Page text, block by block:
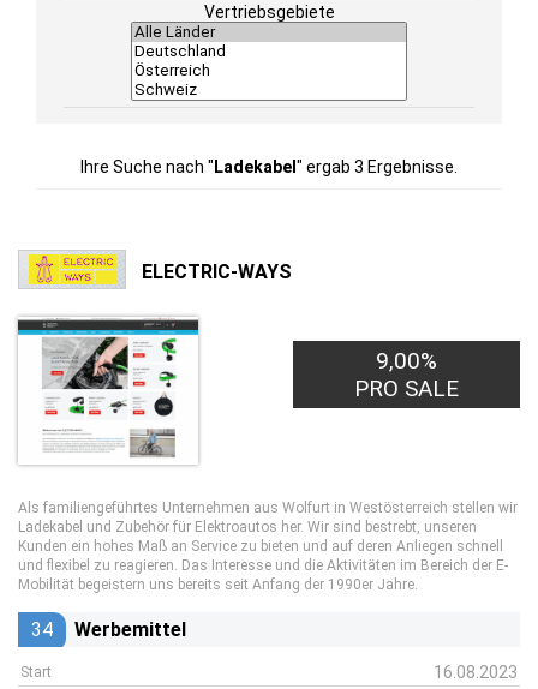
Vertriebsgebiete
Ihre Suche nach " Ladekabel " ergab 3 Ergebnisse.
ELECTRIC-WAYS
9,00%
PRO SALE
Als familiengeführtes Unternehmen aus Wolfurt in Westösterreich stellen wir
Ladekabel und Zubehör für Elektroautos her. Wir sind bestrebt, unseren
Kunden ein hohes Maß an Service zu bieten und auf deren Anliegen schnell
und flexibel zu reagieren. Das Interesse und die Aktivitäten im Bereich der E-
Mobilität begeistern uns bereits seit Anfang der 1990er Jahre.
34 Werbemittel
Start 16.08.2023